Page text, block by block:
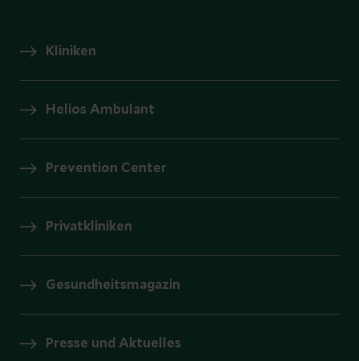
Kliniken
Helios Ambulant
Prevention Center
Privatkliniken
Gesundheitsmagazin
Presse und Aktuelles